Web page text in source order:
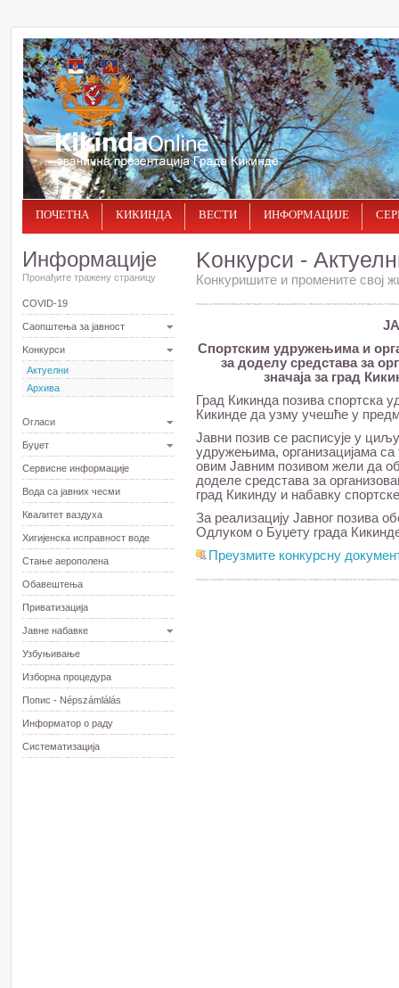
ПОЧЕТНА КИКИНДА ВЕСТИ ИНФОРМАЦИЈЕ
Информације
Пронађите тражену страницу
COVID-19
Саопштења за јавност
Kонкурси
Актуелни
Архива
Огласи
Буџет
Сервисне информације
Вода са јавних чесми
Квалитет ваздуха
Хигијенска исправност воде
Стање аерополена
Обавештења
Приватизација
Јавне набавке
Узбуњивање
Изборна процедура
Попис - Népszámlálás
Информатор о раду
Систематизација
Kонкурси -
Конкуришите и промените свој
Спортским удружењима и
за доделу средстава за
значаја за град
Град Кикинда позива спортска
Кикинде да узму учешће у
Јавни позив се расписује у
удружењима, организацијама са
овим Јавним позивом жели да
доделе средстава за
град Кикинду и набавку
За реализацију Јавног позива
Одлуком о Буџету града
Преузмите конкурсну